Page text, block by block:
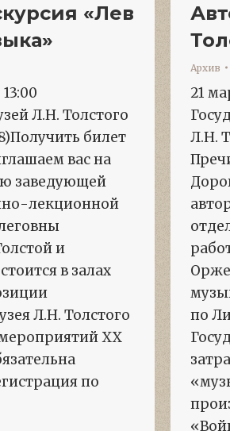
«Лев
Л.Н. Толстого
билет
вас на
заведующей
лекционной
и
в залах
Л.Н. Толстого
XX
по
Архив
21
Л.Н.
по